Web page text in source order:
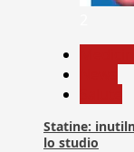
Statine:
lo studio